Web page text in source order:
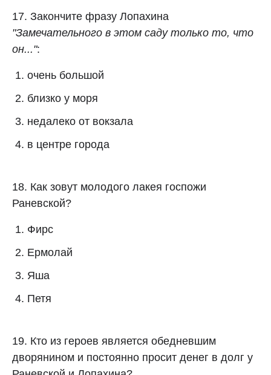
17. Закончите фразу Лопахина
"Замечательного в этом саду только то, что
он...":
очень большой
близко у моря
недалеко от вокзала
в центре города
18. Как зовут молодого лакея госпожи
Раневской?
Фирс
Ермолай
Яша
Петя
19. Кто из героев является обедневшим
дворянином и постоянно просит денег в долг у